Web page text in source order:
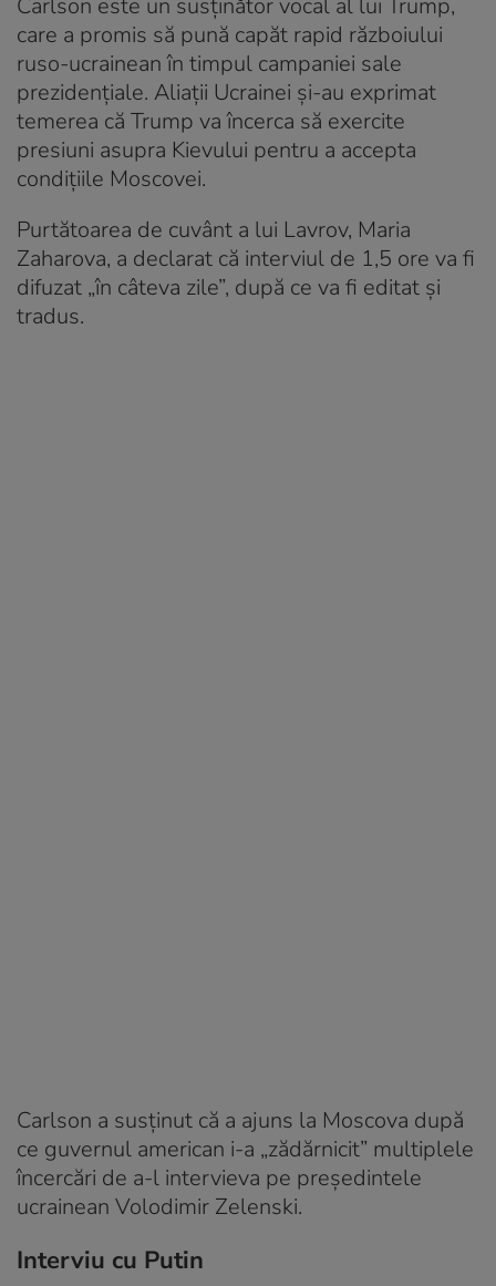
Carlson este un susținător vocal al lui Trump,
care a promis să pună capăt rapid războiului
ruso-ucrainean în timpul campaniei sale
prezidențiale. Aliații Ucrainei și-au exprimat
temerea că Trump va încerca să exercite
presiuni asupra Kievului pentru a accepta
condițiile Moscovei.
Purtătoarea de cuvânt a lui Lavrov, Maria
Zaharova, a declarat că interviul de 1,5 ore va fi
difuzat „în câteva zile”, după ce va fi editat și
tradus.
Carlson a susținut că a ajuns la Moscova după
ce guvernul american i-a „zădărnicit” multiplele
încercări de a-l intervieva pe președintele
ucrainean Volodimir Zelenski.
Interviu cu Putin